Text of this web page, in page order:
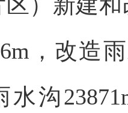
，改造
水沟